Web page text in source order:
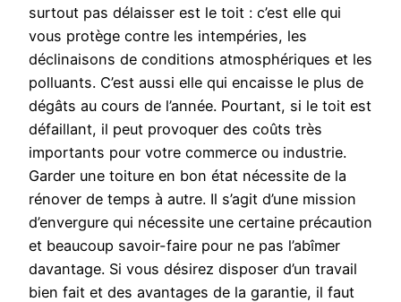
surtout pas délaisser est le toit : c’est elle qui
vous protège contre les intempéries, les
déclinaisons de conditions atmosphériques et les
polluants. C’est aussi elle qui encaisse le plus de
dégâts au cours de l’année. Pourtant, si le toit est
défaillant, il peut provoquer des coûts très
importants pour votre commerce ou industrie.
Garder une toiture en bon état nécessite de la
rénover de temps à autre. Il s’agit d’une mission
d’envergure qui nécessite une certaine précaution
et beaucoup savoir-faire pour ne pas l’abîmer
davantage. Si vous désirez disposer d’un travail
bien fait et des avantages de la garantie, il faut